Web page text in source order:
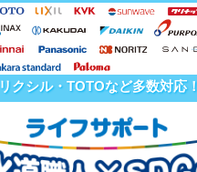
リクシル・TOTOなど多数対応！